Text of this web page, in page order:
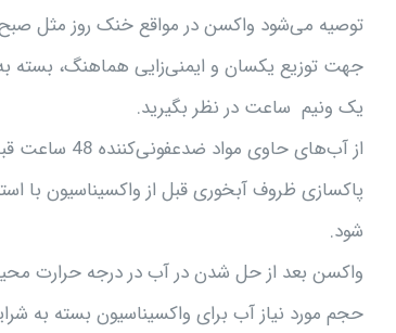
توصیه می‌شود واکسن در مواقع خنک روز مثل صبح
جهت توزیع یکسان و ایمنی‌زایی هماهنگ، بسته
یک ونیم ساعت در نظر بگیرید.
از آب‌های حاوی مواد ضدعفونی‌کننده 48 ساعت قبل و 24 ساعت بعد از واکسیناسیون استفاده نکنید.
پاکسازی ظروف آبخوری قبل از واکسیناسیون با
شود.
واکسن بعد از حل شدن در آب در درجه حرارت
حجم مورد نیاز آب برای واکسیناسیون بسته به شرایط